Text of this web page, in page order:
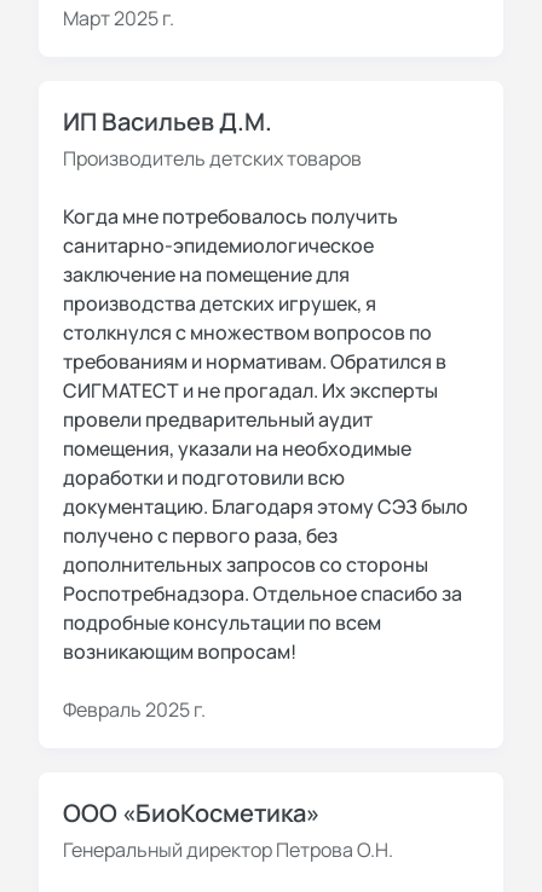
Март 2025 г.
ИП Васильев Д.М.
Производитель детских товаров
Когда мне потребовалось получить
санитарно-эпидемиологическое
заключение на помещение для
производства детских игрушек, я
столкнулся с множеством вопросов по
требованиям и нормативам. Обратился в
СИГМАТЕСТ и не прогадал. Их эксперты
провели предварительный аудит
помещения, указали на необходимые
доработки и подготовили всю
документацию. Благодаря этому СЭЗ было
получено с первого раза, без
дополнительных запросов со стороны
Роспотребнадзора. Отдельное спасибо за
подробные консультации по всем
возникающим вопросам!
Февраль 2025 г.
ООО «БиоКосметика»
Генеральный директор Петрова О.Н.